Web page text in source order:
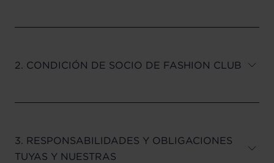
2. CONDICIÓN DE SOCIO DE FASHION CLUB
3. RESPONSABILIDADES Y OBLIGACIONES
TUYAS Y NUESTRAS